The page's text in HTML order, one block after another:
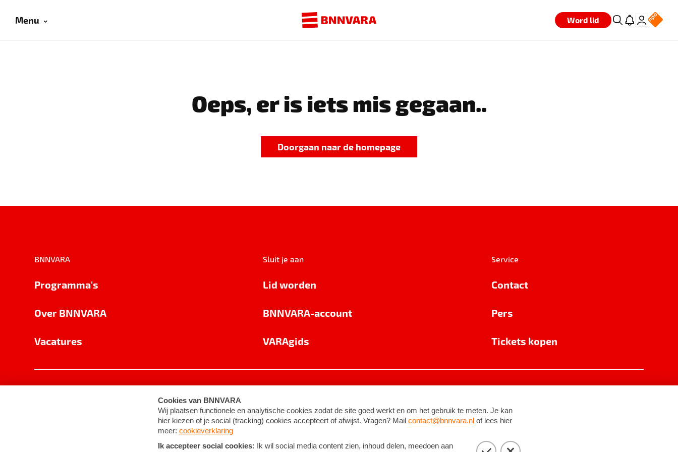
Menu Word lid
Oeps, er is iets mis gegaan..
Doorgaan naar de homepage
BNNVARA
Programma's
Over BNNVARA
Vacatures
Sluit je aan
Lid worden
BNNVARA-account
VARAgids
Service
Contact
Pers
Tickets kopen
Cookie-instellingen Algemene voorwaarden ©2026BNNVARA